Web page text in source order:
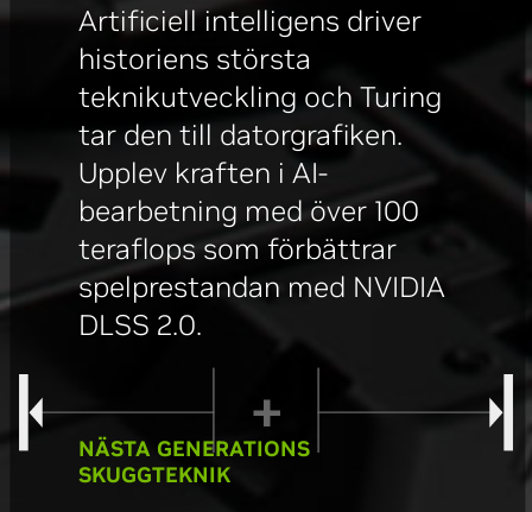
Artificiell intelligens driver
historiens största
teknikutveckling och Turing
tar den till datorgrafiken.
Upplev kraften i AI-
bearbetning med över 100
teraflops som förbättrar
spelprestandan med NVIDIA
DLSS 2.0.
NÄSTA GENERATIONS
SKUGGTEKNIK